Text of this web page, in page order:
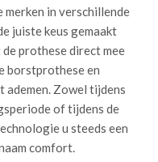
in verschillende
juiste keus gemaakt
prothese direct mee
borstprothese en
ademen. Zowel tijdens
of tijdens de
u steeds een
comfort.